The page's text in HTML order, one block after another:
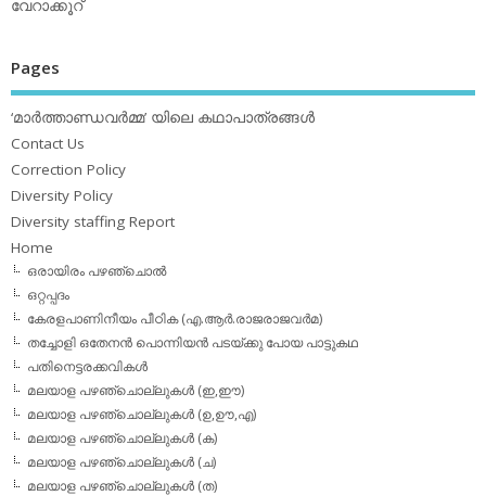
വേറാക്കൂറ്
Pages
‘മാര്‍ത്താണ്ഡവര്‍മ്മ’ യിലെ കഥാപാത്രങ്ങള്‍
Contact Us
Correction Policy
Diversity Policy
Diversity staffing Report
Home
ഒരായിരം പഴഞ്ചൊല്‍
ഒറ്റപ്പദം
കേരളപാണിനീയം പീഠിക (എ.ആര്‍.രാജരാജവര്‍മ)
തച്ചോളി ഒതേനൻ പൊന്നിയൻ പടയ്‌ക്കു പോയ പാട്ടുകഥ
പതിനെട്ടരക്കവികള്‍
മലയാള പഴഞ്ചൊല്ലുകള്‍ (ഇ,ഈ)
മലയാള പഴഞ്ചൊല്ലുകള്‍ (ഉ,ഊ,എ)
മലയാള പഴഞ്ചൊല്ലുകള്‍ (ക)
മലയാള പഴഞ്ചൊല്ലുകള്‍ (ച)
മലയാള പഴഞ്ചൊല്ലുകള്‍ (ത)